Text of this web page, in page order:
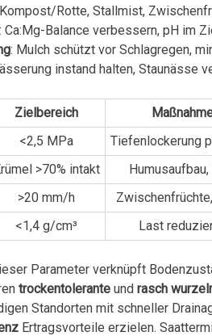
Rotte, Stallmist,
Ca:Mg-Balance verbessern, pH im
: Mulch schützt vor Schlagregen,
instand halten, Staunässe
Zielbereich
<2,5 MPa Tiefenlockerung
>70% intakt
>20 mm/h
<1,4 g/cm³ Last
Parameter verknüpft
trockentoleranteund rasch
Standorten mit schneller
Ertragsvorteile erzielen.